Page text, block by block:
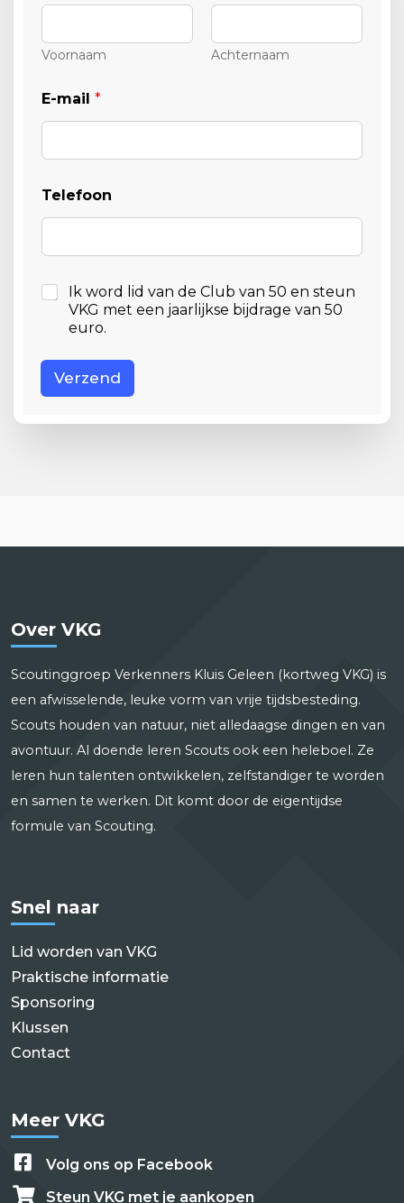
Voornaam Achternaam
*
T
l
f
o
o
E-mail *
Telefoon
A
o
d
Ik word lid van de Club van 50 en steun
VKG met een jaarlijkse bijdrage van 50
euro.
Verzend
Over VKG
Scoutinggroep Verkenners Kluis Geleen (kortweg VKG) is
een afwisselende, leuke vorm van vrije tijdsbesteding.
Scouts houden van natuur, niet alledaagse dingen en van
avontuur. Al doende leren Scouts ook een heleboel. Ze
leren hun talenten ontwikkelen, zelfstandiger te worden
en samen te werken. Dit komt door de eigentijdse
formule van Scouting.
Snel naar
Lid worden van VKG
Praktische informatie
Sponsoring
Klussen
Contact
Meer VKG
Volg ons op Facebook
Steun VKG met je aankopen